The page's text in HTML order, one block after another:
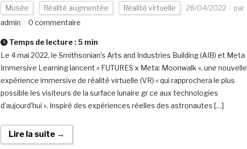
Musée Réalité augmentée Réalité virtuelle 28/04/2022
par
admin
0 commentaire
Temps de lecture : 5 min
Le 4 mai 2022, le Smithsonian’s Arts and Industries Building (AIB) et Meta
Immersive Learning lancent « FUTURES x Meta: Moonwalk », une nouvelle
expérience immersive de réalité virtuelle (VR) « qui rapprochera le plus
possible les visiteurs de la surface lunaire gr ce aux technologies
d’aujourd’hui ». Inspiré des expériences réelles des astronautes […]
Lire la suite →